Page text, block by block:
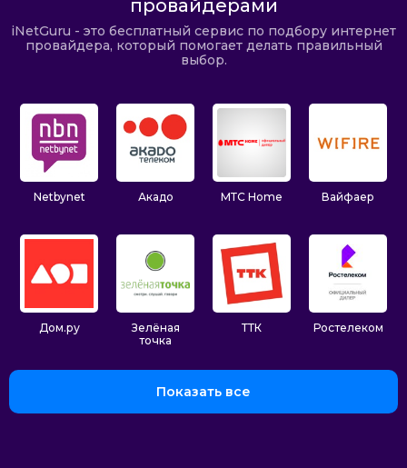
провайдерами
iNetGuru - это бесплатный сервис по подбору интернет
провайдера, который помогает делать правильный
выбор.
Netbynet Акадо МТС Home Вайфаер
Дом.ру
Зелёная
точка
ТТК Ростелеком
Показать все